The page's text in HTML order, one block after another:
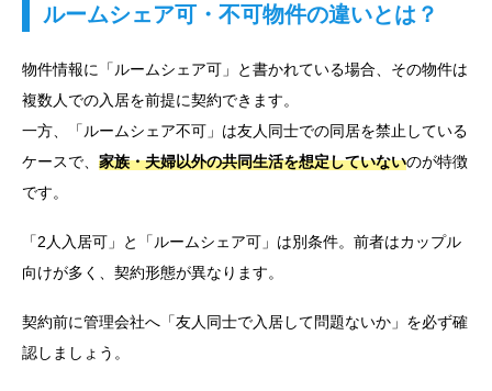
ルームシェア可・不可物件の違いとは？
物件情報に「ルームシェア可」と書かれている場合、その物件は
複数人での入居を前提に契約できます。
一方、「ルームシェア不可」は友人同士での同居を禁止している
ケースで、 家族・夫婦以外の共同生活を想定していないのが特徴
です。
「2人入居可」と「ルームシェア可」は別条件。前者はカップル
向けが多く、契約形態が異なります。
契約前に管理会社へ「友人同士で入居して問題ないか」を必ず確
認しましょう。